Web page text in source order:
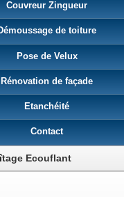
Couvreur Zingueur
de toiture
Pose de Velux
Rénovation de façade
Etanchéité
Contact
Ecouflant